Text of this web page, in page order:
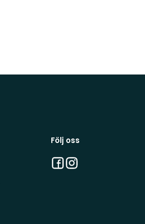
Följ oss
Facebook
Instagram